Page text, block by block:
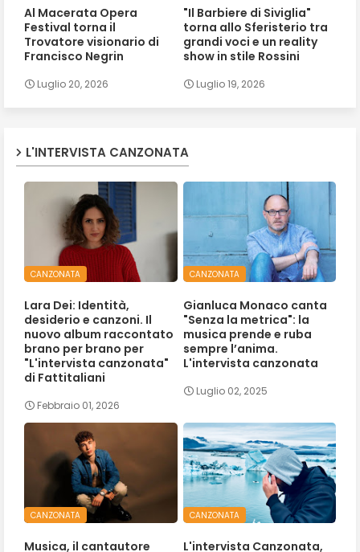
Al Macerata Opera
Festival torna il
Trovatore visionario di
Francisco Negrin
Luglio 20, 2026
"Il Barbiere di Siviglia"
torna allo Sferisterio tra
grandi voci e un reality
show in stile Rossini
Luglio 19, 2026
L'INTERVISTA CANZONATA
CANZONATA
Lara Dei: Identità,
desiderio e canzoni. Il
nuovo album raccontato
brano per brano per
"L'intervista canzonata"
di Fattitaliani
Febbraio 01, 2026
CANZONATA
Gianluca Monaco canta
"Senza la metrica": la
musica prende e ruba
sempre l’anima.
L'intervista canzonata
Luglio 02, 2025
CANZONATA
Musica, il cantautore
CANZONATA
L'intervista Canzonata,